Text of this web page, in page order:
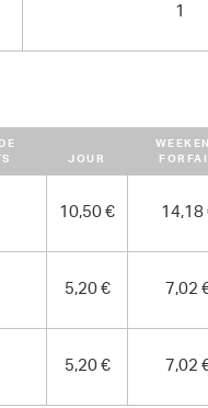
1
JOUR
10,50 € 14,18
5,20 € 7,02
5,20 € 7,02